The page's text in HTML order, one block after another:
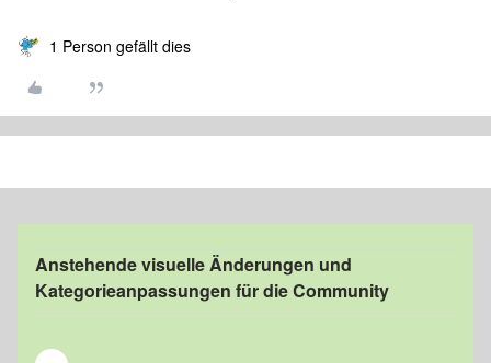
1 Person gefällt dies
Anstehende visuelle Änderungen und
Kategorieanpassungen für die Community